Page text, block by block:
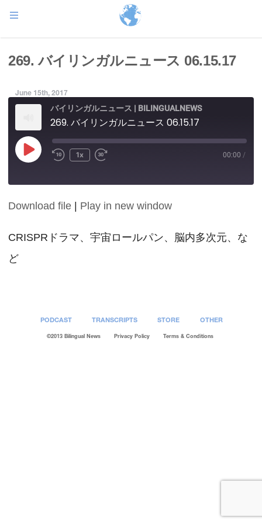
269. バイリンガルニュース 06.15.17
June 15th, 2017
バイリンガルニュース | BILINGUALNEWS
269. バイリンガルニュース 06.15.17
Play
Episode
1x 00:00 /
SHARE
LINK
Download file Play in new window
CRISPRドラマ、宇宙ロールパン、脳内多次元、な
ど
PODCAST TRANSCRIPTS STORE OTHER
©2013 Bilingual News Privacy Policy Terms & Conditions